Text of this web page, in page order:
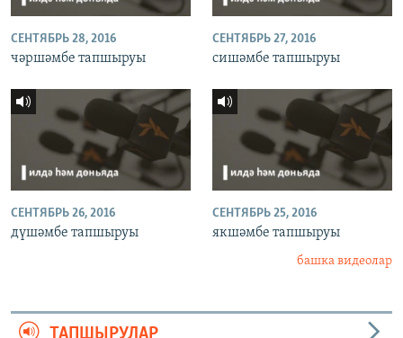
СЕНТЯБРЬ 28, 2016
чәршәмбе тапшыруы
СЕНТЯБРЬ 27, 2016
сишәмбе тапшыруы
СЕНТЯБРЬ 26, 2016
дүшәмбе тапшыруы
СЕНТЯБРЬ 25, 2016
якшәмбе тапшыруы
башка видеолар
ТАПШЫРУЛАР